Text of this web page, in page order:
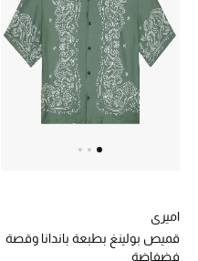
اميري
قميص بولينغ بطبعة باندانا وقصة
فضفاضة